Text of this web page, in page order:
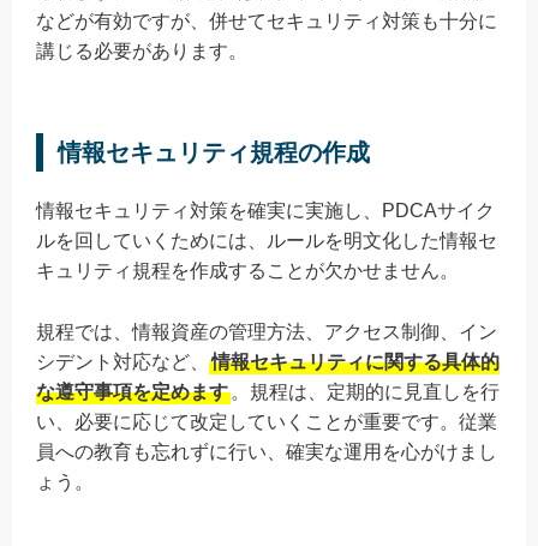
などが有効ですが、併せてセキュリティ対策も十分に
講じる必要があります。
情報セキュリティ規程の作成
情報セキュリティ対策を確実に実施し、PDCAサイク
ルを回していくためには、ルールを明文化した情報セ
キュリティ規程を作成することが欠かせません。
規程では、情報資産の管理方法、アクセス制御、イン
シデント対応など、
情報セキュリティに関する具体的
な遵守事項を定めます 。規程は、定期的に見直しを行
い、必要に応じて改定していくことが重要です。従業
員への教育も忘れずに行い、確実な運用を心がけまし
ょう。